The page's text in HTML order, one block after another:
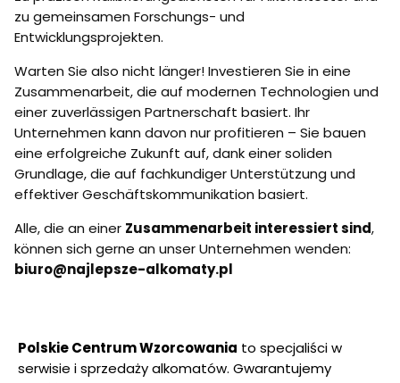
zu gemeinsamen Forschungs- und
Entwicklungsprojekten.
Warten Sie also nicht länger! Investieren Sie in eine
Zusammenarbeit, die auf modernen Technologien und
einer zuverlässigen Partnerschaft basiert. Ihr
Unternehmen kann davon nur profitieren – Sie bauen
eine erfolgreiche Zukunft auf, dank einer soliden
Grundlage, die auf fachkundiger Unterstützung und
effektiver Geschäftskommunikation basiert.
Alle, die an einer Zusammenarbeit interessiert sind,
können sich gerne an unser Unternehmen wenden:
biuro@najlepsze-alkomaty.pl
Polskie Centrum Wzorcowania to specjaliści w
serwisie i sprzedaży alkomatów. Gwarantujemy